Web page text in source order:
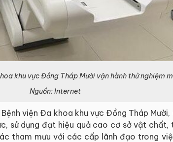
khu vực Đồng Tháp Mười vận hành thử nghiệm
Nguồn: Internet
viện Đa khoa khu vực Đồng Tháp Mười,
sử dụng đạt hiệu quả cao cơ sở vật chất,
tham mưu với các cấp lãnh đạo trong